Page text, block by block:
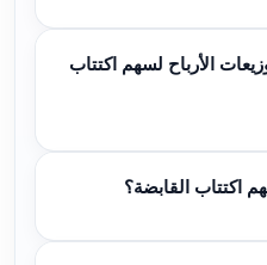
الأرباح لسهم اكتتاب